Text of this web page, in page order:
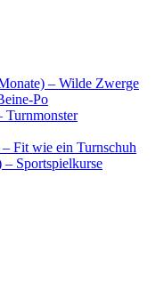
– Wilde Zwerge
Po
Turnmonster
Fit wie ein Turnschuh
– Sportspielkurse